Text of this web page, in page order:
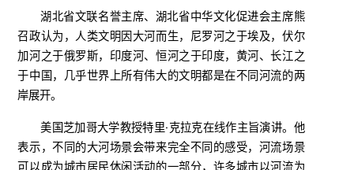
湖北省文联名誉主席、湖北省中华文化促进会主席熊
召政认为，人类文明因大河而生，尼罗河之于埃及，伏尔
加河之于俄罗斯，印度河、恒河之于印度，黄河、长江之
于中国，几乎世界上所有伟大的文明都是在不同河流的两
岸展开。
美国芝加哥大学教授特里·克拉克在线作主旨演讲。他
表示，不同的大河场景会带来完全不同的感受，河流场景
可以成为城市居民休闲活动的一部分，许多城市以河流为